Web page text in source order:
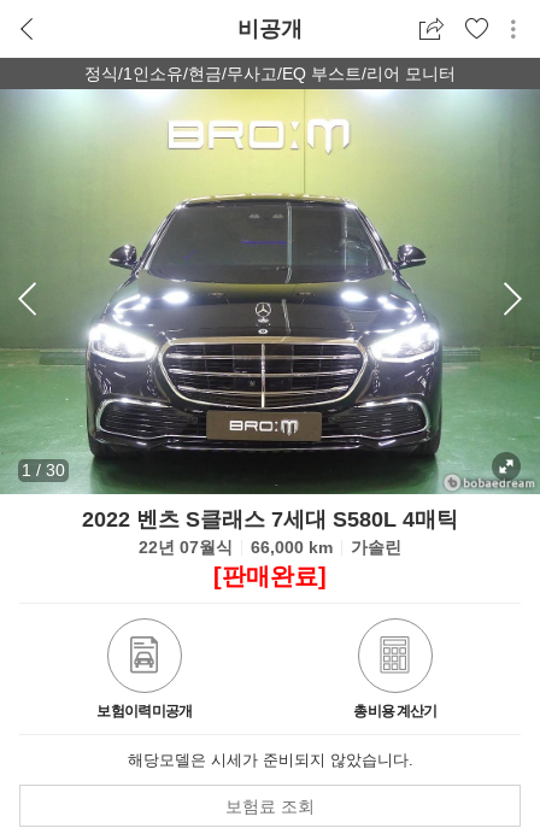
비공개
정식/1인소유/현금/무사고/EQ 부스트/리어 모니터
1 / 30
2022 벤츠 S클래스 7세대 S580L 4매틱
22년 07월식 66,000 km 가솔린
[판매완료]
보험이력미공개 총비용 계산기
해당모델은 시세가 준비되지 않았습니다.
보험료 조회